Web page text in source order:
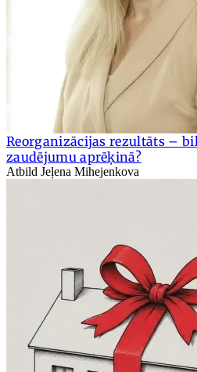
Reorganizācijas rezultāts –
zaudējumu aprēķinā?
Atbild Jeļena Mihejenkova